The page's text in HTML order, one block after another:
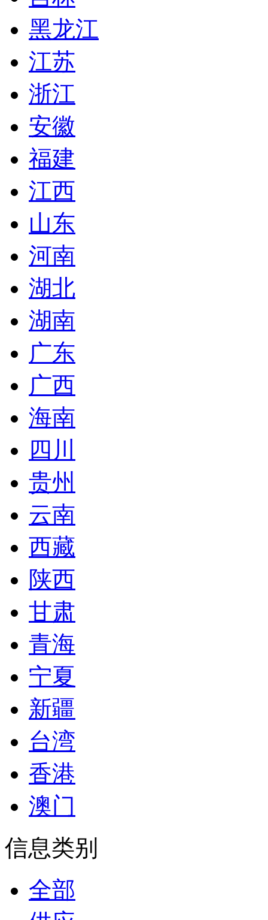
黑龙江
江苏
浙江
安徽
福建
江西
山东
河南
湖北
湖南
广东
广西
海南
四川
贵州
云南
西藏
陕西
甘肃
青海
宁夏
新疆
台湾
香港
澳门
信息类别
全部